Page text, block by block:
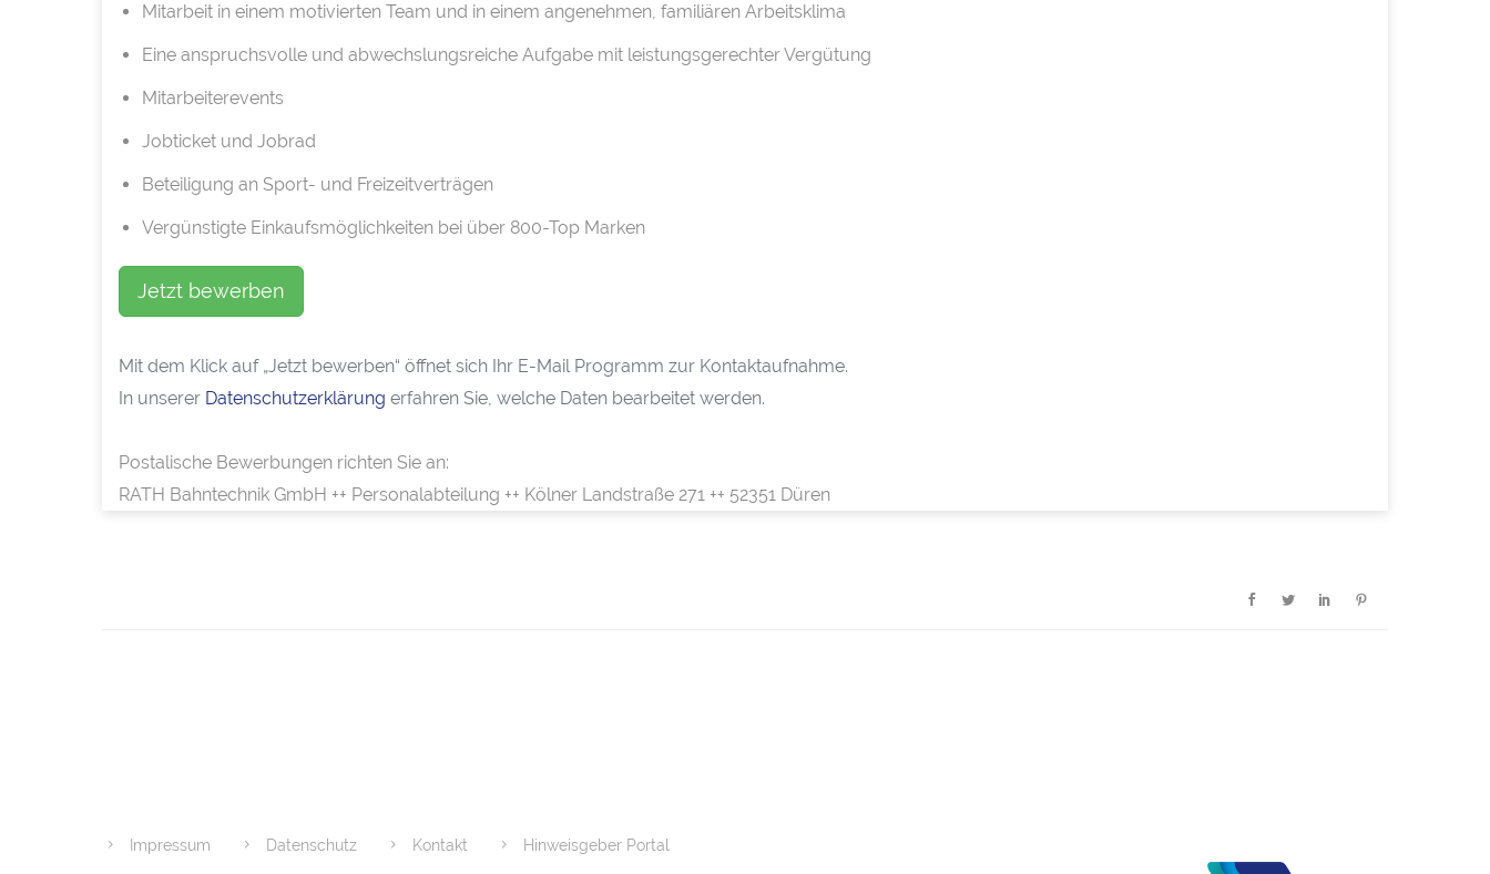
Mitarbeit in einem motivierten Team und in einem angenehmen, familiären Arbeitsklima
Eine anspruchsvolle und abwechslungsreiche Aufgabe mit leistungsgerechter Vergütung
Mitarbeiterevents
Jobticket und Jobrad
Beteiligung an Sport- und Freizeitverträgen
Vergünstigte Einkaufsmöglichkeiten bei über 800-Top Marken
Jetzt bewerben
Mit dem Klick auf „Jetzt bewerben“ öffnet sich Ihr E-Mail Programm zur Kontaktaufnahme.
In unserer Datenschutzerklärung erfahren Sie, welche Daten bearbeitet werden.
Postalische Bewerbungen richten Sie an:
RATH Bahntechnik GmbH ++ Personalabteilung ++ Kölner Landstraße 271 ++ 52351 Düren
Impressum Datenschutz Kontakt Hinweisgeber Portal